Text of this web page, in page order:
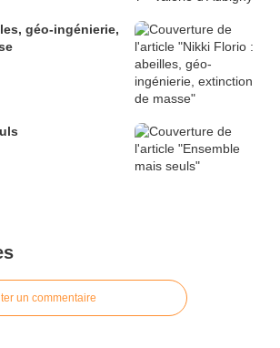
géo-ingénierie,
un commentaire